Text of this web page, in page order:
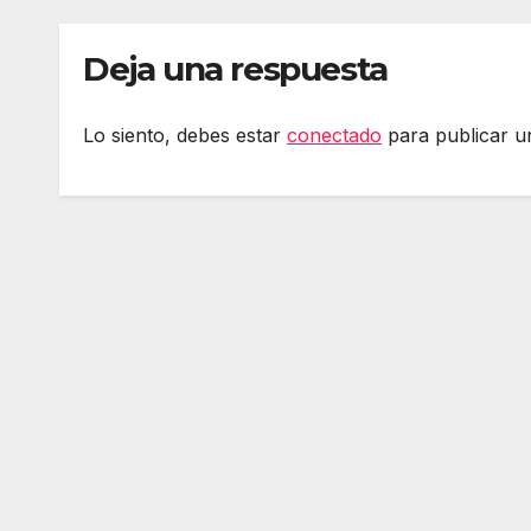
Androidengatik eta
bideojoko fisikoen
Deja una respuesta
Lo siento, debes estar conectado para publicar